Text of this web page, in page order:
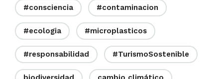
#consciencia #contaminacion
#ecologia #microplasticos
#responsabilidad #TurismoSostenible